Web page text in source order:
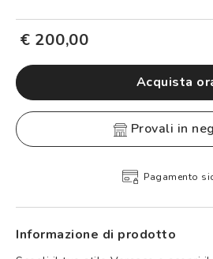
€ 200,00
Acquista
provali in
Pagamento
Informazione di prodotto